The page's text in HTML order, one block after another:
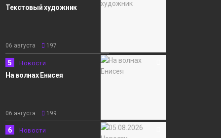
Текстовый художник
06 августа 197
5 Новости
На волнах Енисея
06 августа 199
6 Новости